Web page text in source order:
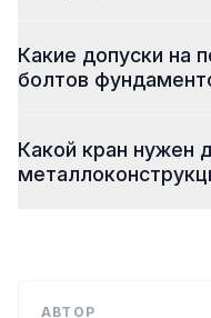
Какие допуски на
болтов
Какой кран нужен
АВТОР